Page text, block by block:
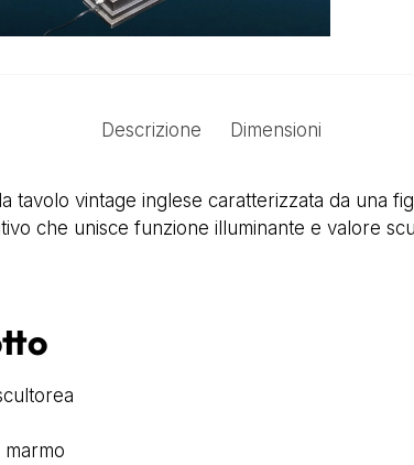
Descrizione Dimensioni
tavolo vintage inglese caratterizzata da una
che unisce funzione illuminante e valore